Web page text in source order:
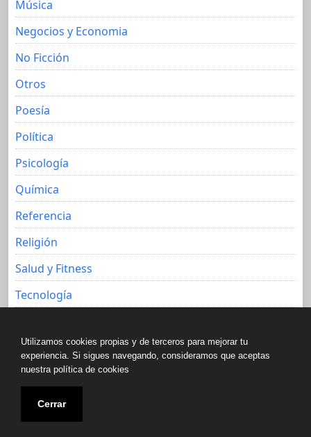
Música
Negocios y Economia
No Ficción
Otros
Poesía
Política
Psicología
Química
Referencia
Religión
Salud y Fitness
Tecnología
Biblioteca libre de Javier Aguacero 2020
Utilizamos cookies propias y de terceros para mejorar tu
experiencia. Si sigues navegando, consideramos que aceptas
nuestra política de cookies
Cerrar